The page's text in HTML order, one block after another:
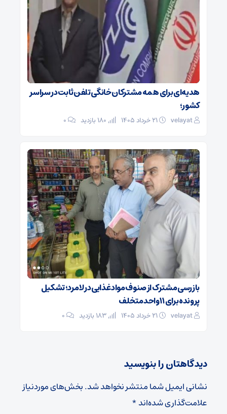
هدیه‌ای برای همه مشترکان خانگی تلفن ثابت در سراسر
کشور؛
velayat ۰
بازرسی مشترک از صنوف مواد غذایی در لامرد؛ تشکیل
پرونده برای ۱۱ واحد متخلف
velayat ۰
دیدگاهتان را بنویسید
نشانی ایمیل شما منتشر نخواهد شد.بخش‌های موردنیاز
علامت‌گذاری شده‌اند*